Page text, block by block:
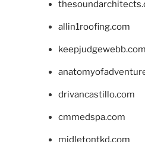
allin1roofing.com
keepjudgewebb.com
drivancastillo.com
cmmedspa.com
midletontkd.com